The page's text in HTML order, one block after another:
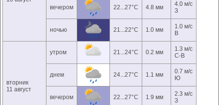
вечером 22...27°C 4.8 мм
4.0 м/с
З
ночью 21...22°C 1.0 мм
1.0 м/с
В
вторник
11 август
утром 21...24°C 0.2 мм
1.3 м/с
С-В
днем 24...27°C 1.1 мм
0.7 м/с
Ю
вечером 22...27°C 1.9 мм
2.3 м/с
З